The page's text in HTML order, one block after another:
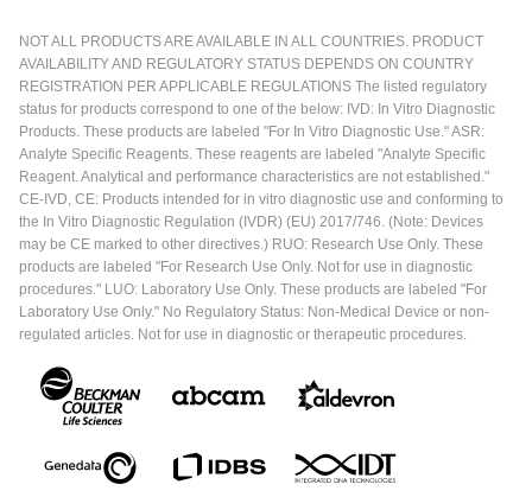
NOT ALL PRODUCTS ARE AVAILABLE IN ALL COUNTRIES. PRODUCT
AVAILABILITY AND REGULATORY STATUS DEPENDS ON COUNTRY
REGISTRATION PER APPLICABLE REGULATIONS The listed regulatory
status for products correspond to one of the below: IVD: In Vitro Diagnostic
Products. These products are labeled "For In Vitro Diagnostic Use." ASR:
Analyte Specific Reagents. These reagents are labeled "Analyte Specific
Reagent. Analytical and performance characteristics are not established."
CE-IVD, CE: Products intended for in vitro diagnostic use and conforming to
the In Vitro Diagnostic Regulation (IVDR) (EU) 2017/746. (Note: Devices
may be CE marked to other directives.) RUO: Research Use Only. These
products are labeled "For Research Use Only. Not for use in diagnostic
procedures." LUO: Laboratory Use Only. These products are labeled "For
Laboratory Use Only." No Regulatory Status: Non-Medical Device or non-
regulated articles. Not for use in diagnostic or therapeutic procedures.